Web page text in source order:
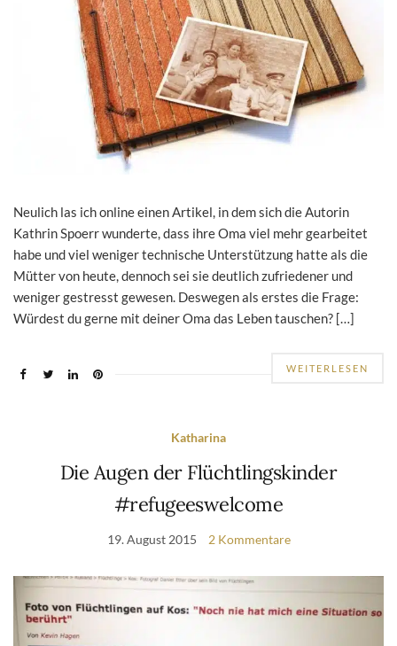
Neulich las ich online einen Artikel, in dem sich die Autorin
Kathrin Spoerr wunderte, dass ihre Oma viel mehr gearbeitet
habe und viel weniger technische Unterstützung hatte als die
Mütter von heute, dennoch sei sie deutlich zufriedener und
weniger gestresst gewesen. Deswegen als erstes die Frage:
Würdest du gerne mit deiner Oma das Leben tauschen? […]
WEITERLESEN
Katharina
Die Augen der Flüchtlingskinder
#refugeeswelcome
19. August 2015 2 Kommentare